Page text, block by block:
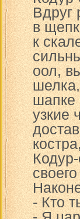
Вдруг
в
к
оол,
шапке
узкие
- Кто